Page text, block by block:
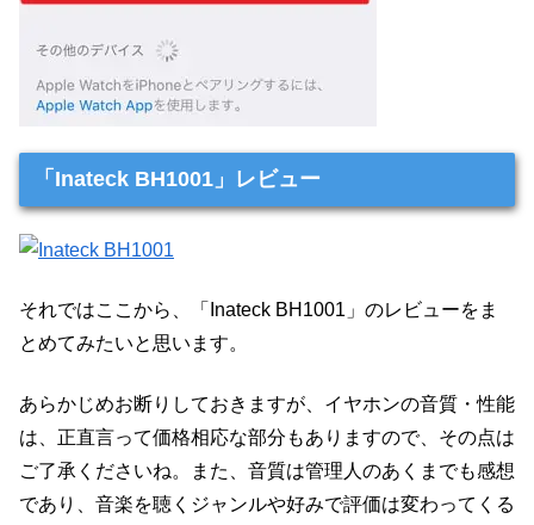
「Inateck BH1001」レビュー
それではここから、「Inateck BH1001」のレビューをま
とめてみたいと思います。
あらかじめお断りしておきますが、イヤホンの音質・性能
は、正直言って価格相応な部分もありますので、その点は
ご了承くださいね。また、音質は管理人のあくまでも感想
であり、音楽を聴くジャンルや好みで評価は変わってくる